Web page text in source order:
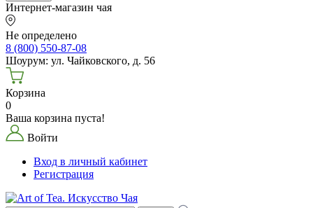
Интернет-магазин чая
Не определено
8 (800) 550-87-08
Шоурум: ул. Чайковского, д. 56
Корзина
0
Ваша корзина пуста!
Войти
Вход в личный кабинет
Регистрация